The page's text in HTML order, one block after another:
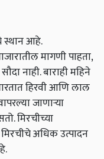
स्थान आहे.
मागणी पाहता,
नाही. बाराही महिने
हिरवी आणि लाल
जाणाऱ्या
मिरचीच्या
अधिक उत्पादन